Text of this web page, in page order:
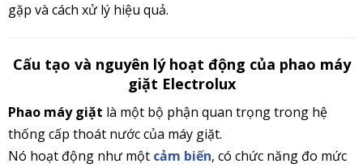
gặp và cách xử lý hiệu quả.
Cấu tạo và nguyên lý hoạt động của phao máy
giặt Electrolux
Phao máy giặt là một bộ phận quan trọng trong hệ
thống cấp thoát nước của máy giặt.
Nó hoạt động như một cảm biến, có chức năng đo mức